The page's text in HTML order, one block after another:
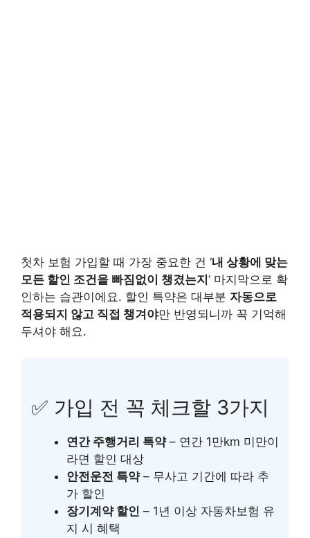
첫차 보험 가입할 때 가장 중요한 건 ‘내 상황에 맞는
모든 할인 조건을 빠짐없이 챙겼는지‘ 마지막으로 확
인하는 습관이에요. 할인 특약은 대부분 자동으로
적용되지 않고 직접 챙겨야만 반영되니까 꼭 기억해
두셔야 해요.
✅ 가입 전 꼭 체크할 3가지
연간 주행거리 특약– 연간 1만km 미만이
라면 할인 대상
안전운전 특약– 무사고 기간에 따라 추
가 할인
장기계약 할인 – 1년 이상 자동차보험 유
지 시 혜택